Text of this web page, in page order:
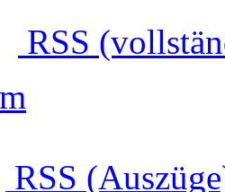
RSS
RSS